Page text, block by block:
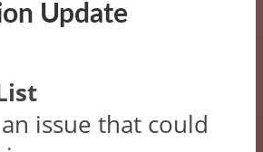
Update
issue that could